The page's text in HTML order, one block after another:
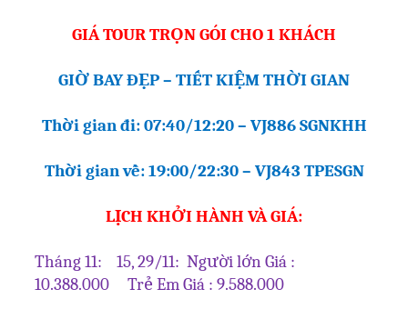
GIÁ TOUR TRỌN GÓI CHO 1 KHÁCH
GIỜ BAY ĐẸP – TIẾT KIỆM THỜI GIAN
Thời gian đi: 07:40/12:20 – VJ886 SGNKHH
Thời gian về: 19:00/22:30 – VJ843 TPESGN
LỊCH KHỞI HÀNH VÀ GIÁ:
Tháng 11: 15, 29/11: Người lớn Giá :
10.388.000 Trẻ Em Giá : 9.588.000